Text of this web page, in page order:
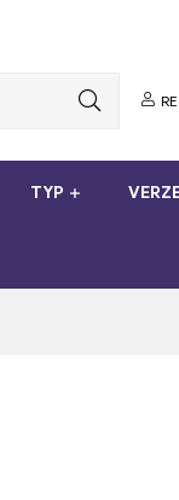
TYP